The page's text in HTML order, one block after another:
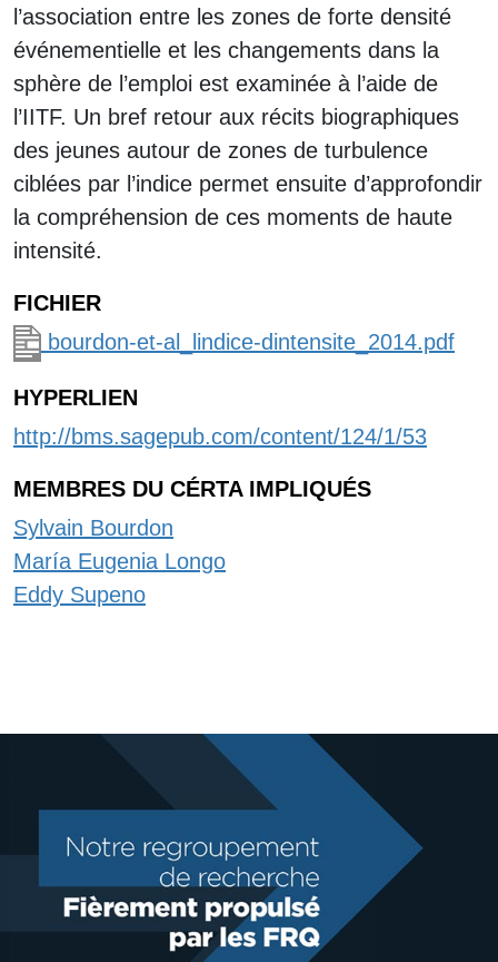
l’association entre les zones de forte densité
événementielle et les changements dans la
sphère de l’emploi est examinée à l’aide de
l’IITF. Un bref retour aux récits biographiques
des jeunes autour de zones de turbulence
ciblées par l’indice permet ensuite d’approfondir
la compréhension de ces moments de haute
intensité.
FICHIER
bourdon-et-al_lindice-dintensite_2014.pdf
HYPERLIEN
http://bms.sagepub.com/content/124/1/53
MEMBRES DU CÉRTA IMPLIQUÉS
Sylvain Bourdon
María Eugenia Longo
Eddy Supeno